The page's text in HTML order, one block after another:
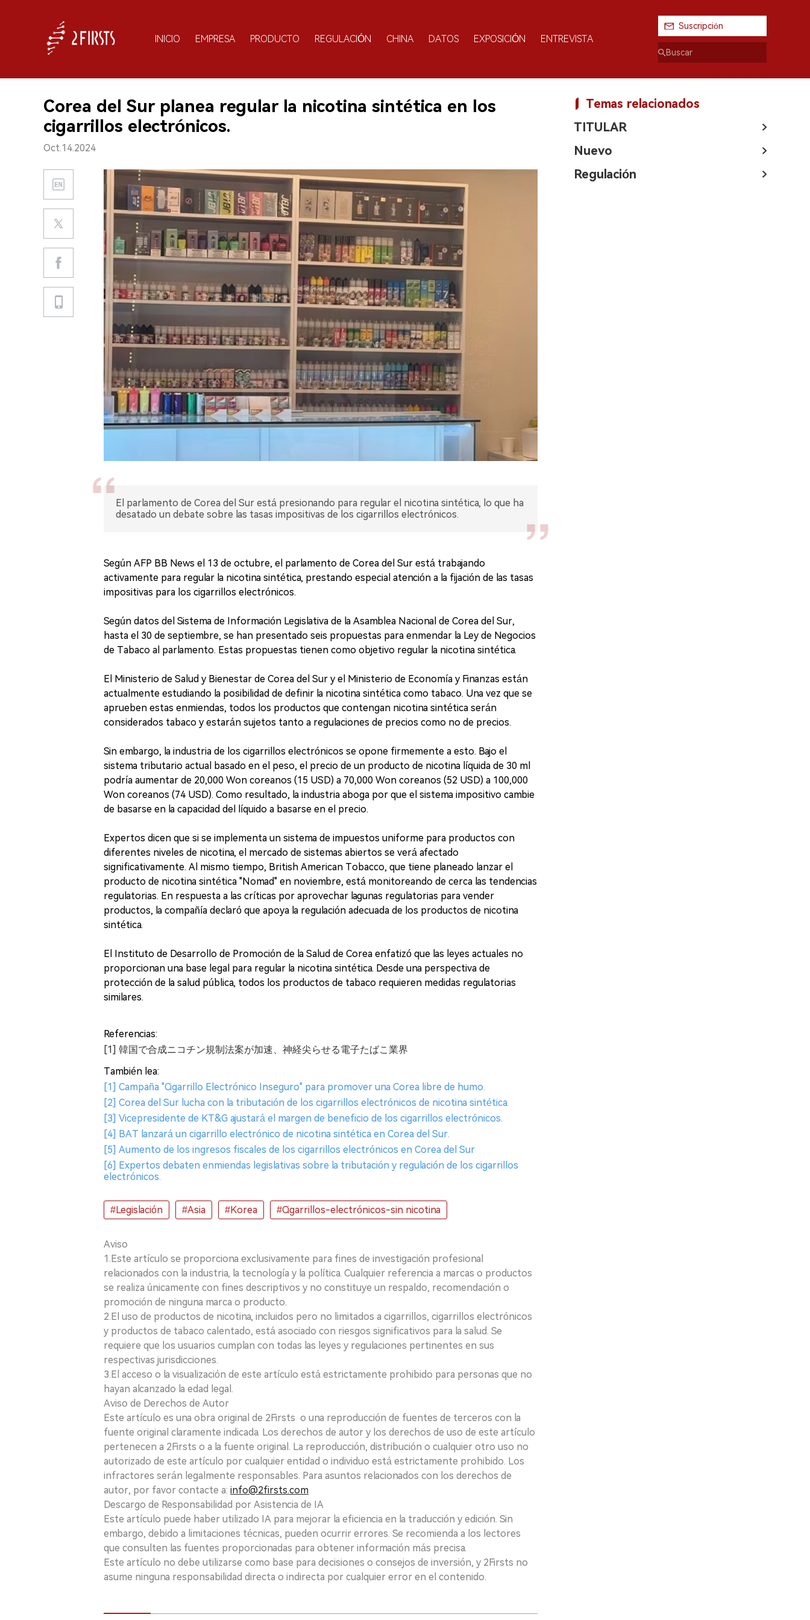
INICIO EMPRESA PRODUCTO REGULACIÓN CHINA DATOS EXPOSICIÓN ENTREVISTA
Suscripción
Corea del Sur planea regular la nicotina sintética en los
cigarrillos electrónicos.
Oct.14.2024
El parlamento de Corea del Sur está presionando para regular el nicotina sintética, lo que ha
desatado un debate sobre las tasas impositivas de los cigarrillos electrónicos.
Según AFP BB News el 13 de octubre, el parlamento de Corea del Sur está trabajando
activamente para regular la nicotina sintética, prestando especial atención a la fijación de las tasas
impositivas para los cigarrillos electrónicos.
Según datos del Sistema de Información Legislativa de la Asamblea Nacional de Corea del Sur,
hasta el 30 de septiembre, se han presentado seis propuestas para enmendar la Ley de Negocios
de Tabaco al parlamento. Estas propuestas tienen como objetivo regular la nicotina sintética.
El Ministerio de Salud y Bienestar de Corea del Sur y el Ministerio de Economía y Finanzas están
actualmente estudiando la posibilidad de definir la nicotina sintética como tabaco. Una vez que se
aprueben estas enmiendas, todos los productos que contengan nicotina sintética serán
considerados tabaco y estarán sujetos tanto a regulaciones de precios como no de precios.
Sin embargo, la industria de los cigarrillos electrónicos se opone firmemente a esto. Bajo el
sistema tributario actual basado en el peso, el precio de un producto de nicotina líquida de 30 ml
podría aumentar de 20,000 Won coreanos (15 USD) a 70,000 Won coreanos (52 USD) a 100,000
Won coreanos (74 USD). Como resultado, la industria aboga por que el sistema impositivo cambie
de basarse en la capacidad del líquido a basarse en el precio.
Expertos dicen que si se implementa un sistema de impuestos uniforme para productos con
diferentes niveles de nicotina, el mercado de sistemas abiertos se verá afectado
significativamente. Al mismo tiempo, British American Tobacco, que tiene planeado lanzar el
producto de nicotina sintética "Nomad" en noviembre, está monitoreando de cerca las tendencias
regulatorias. En respuesta a las críticas por aprovechar lagunas regulatorias para vender
productos, la compañía declaró que apoya la regulación adecuada de los productos de nicotina
sintética.
El Instituto de Desarrollo de Promoción de la Salud de Corea enfatizó que las leyes actuales no
proporcionan una base legal para regular la nicotina sintética. Desde una perspectiva de
protección de la salud pública, todos los productos de tabaco requieren medidas regulatorias
similares.
Referencias:
[1] 韓国で合成ニコチン規制法案が加速、神経尖らせる電子たばこ業界
También lea:
[1] Campaña "Cigarrillo Electrónico Inseguro" para promover una Corea libre de humo.
[2] Corea del Sur lucha con la tributación de los cigarrillos electrónicos de nicotina sintética.
[3] Vicepresidente de KT&G ajustará el margen de beneficio de los cigarrillos electrónicos.
[4] BAT lanzará un cigarrillo electrónico de nicotina sintética en Corea del Sur.
[5] Aumento de los ingresos fiscales de los cigarrillos electrónicos en Corea del Sur
[6] Expertos debaten enmiendas legislativas sobre la tributación y regulación de los cigarrillos
electrónicos.
#Legislación #Asia #Korea #Cigarrillos-electrónicos-sin nicotina
Aviso
1.Este artículo se proporciona exclusivamente para fines de investigación profesional
relacionados con la industria, la tecnología y la política. Cualquier referencia a marcas o productos
se realiza únicamente con fines descriptivos y no constituye un respaldo, recomendación o
promoción de ninguna marca o producto.
2.El uso de productos de nicotina, incluidos pero no limitados a cigarrillos, cigarrillos electrónicos
y productos de tabaco calentado, está asociado con riesgos significativos para la salud. Se
requiere que los usuarios cumplan con todas las leyes y regulaciones pertinentes en sus
respectivas jurisdicciones.
3.El acceso o la visualización de este artículo está estrictamente prohibido para personas que no
hayan alcanzado la edad legal.
Aviso de Derechos de Autor
Este artículo es una obra original de 2Firsts o una reproducción de fuentes de terceros con la
fuente original claramente indicada. Los derechos de autor y los derechos de uso de este artículo
pertenecen a 2Firsts o a la fuente original. La reproducción, distribución o cualquier otro uso no
autorizado de este artículo por cualquier entidad o individuo está estrictamente prohibido. Los
infractores serán legalmente responsables. Para asuntos relacionados con los derechos de
autor, por favor contacte a: info@2firsts.com
Descargo de Responsabilidad por Asistencia de IA
Este artículo puede haber utilizado IA para mejorar la eficiencia en la traducción y edición. Sin
embargo, debido a limitaciones técnicas, pueden ocurrir errores. Se recomienda a los lectores
que consulten las fuentes proporcionadas para obtener información más precisa.
Este artículo no debe utilizarse como base para decisiones o consejos de inversión, y 2Firsts no
asume ninguna responsabilidad directa o indirecta por cualquier error en el contenido.
Temas relacionados
TITULAR
Nuevo
Regulación